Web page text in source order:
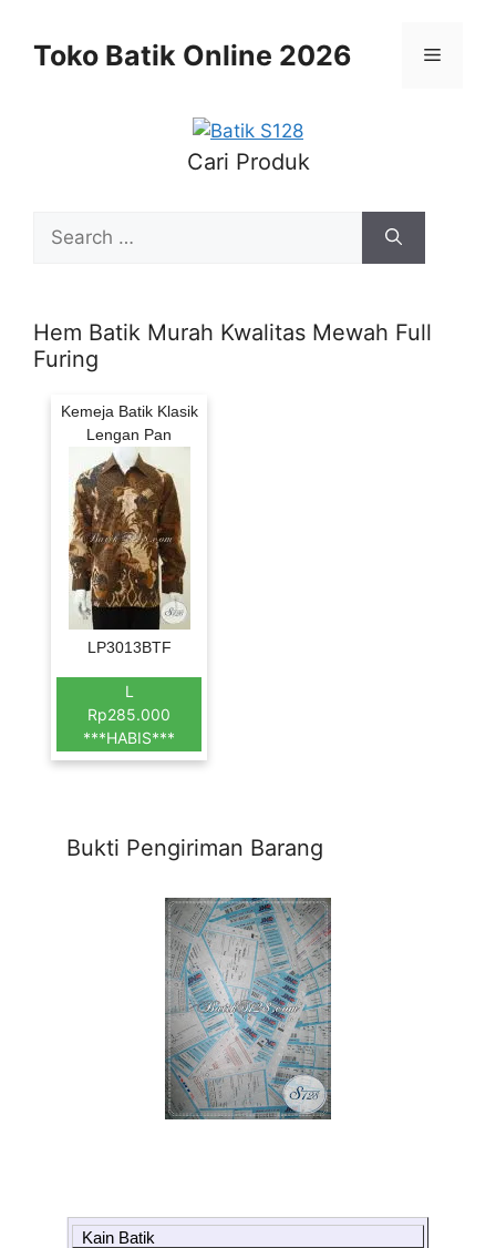
contentToko Batik Online 2026 Menu
Cari Produk
for:
Hem Batik Murah Kwalitas Mewah Full
Furing
Kemeja Batik Klasik
Lengan Pan
LP3013BTF
L
Rp285.000
***HABIS***
Bukti Pengiriman Barang
Kain Batik